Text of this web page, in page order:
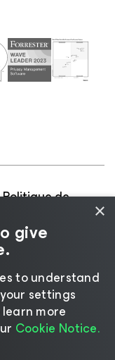
Politique de
|
licences
×
give
to understand
settings
more
Cookie Notice.